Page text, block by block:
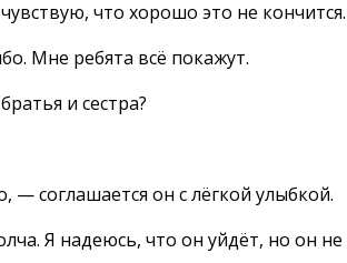
что хорошо это не кончится.
Мне ребята всё покажут.
и сестра?
— соглашается он с лёгкой улыбкой.
Я надеюсь, что он уйдёт, но он не